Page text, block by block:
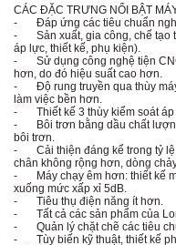
CÁC ĐẶC TRƯNG NỔI BẬT
- Đáp ứng các tiêu chuẩn
- Sản xuất, gia công, chế tạo
áp lực, thiết kế, phụ kiện).
- Sử dụng công nghệ tiện
hơn, do đó hiệu suất cao hơn.
- Độ rung truyền qua thùy máy
làm việc bền hơn.
- Thiết kế 3 thùy kiểm soát áp
- Bôi trơn bằng dầu chất
bôi trơn.
- Cải thiện đáng kể trong tỷ lệ
chân không rộng hơn, dòng
- Máy chạy êm hơn: thiết kế
xuống mức xấp xỉ 5dB.
- Tiêu thụ điện năng ít hơn.
- Tất cả các sản phẩm của
- Quản lý chặt chẽ các tiêu
- Tùy biến kỹ thuật, thiết kế